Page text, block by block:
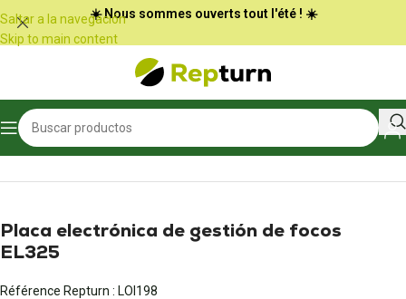
Panel de gestión de cookies
Saltar a la navegación
Skip to main content
☀️ Nous sommes ouverts tout l'été ! ☀️
Inicio/Autocaravanas y furgonetas
Placa electrónica de gestión de focos
EL325
Référence Repturn : LOI198